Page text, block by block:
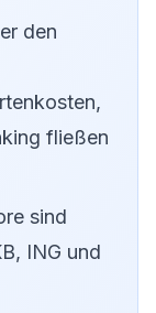
den
fließen
sind
ING und